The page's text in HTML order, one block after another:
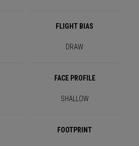
FLIGHT BIAS
DRAW
FACE PROFILE
SHALLOW
FOOTPRINT